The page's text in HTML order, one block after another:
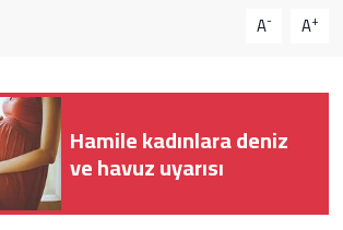
A- A+
Hamile kadınlara deniz
ve havuz uyarısı